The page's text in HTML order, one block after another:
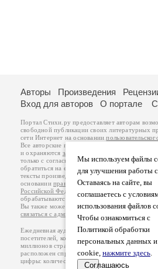
Мы используем файлы
для улучшения работы
Оставаясь на сайте, вы
соглашаетесь с
использования файлов
Чтобы ознакомиться с
Политикой обработки
персональных данных
cookie, нажмите здесь.
Соглашаюсь
Авторы Произведения
Вход для авторов
О портале
Портал Стихи.ру предоставляет авторам
свободной публикации своих литературных
сети Интернет на основании
Все авторские права на произведения
и охраняются законом
. Перепечатка
только с согласия его автора, к которому вы
обратиться на его авторской странице.
тексты произведений авторы несут
основанииправил публикациии
Российской Федерации
обрабатываются на основанииПолитики
Вы также можете посмотреть более
связаться с администрацией
Ежедневная аудитория портала Стихи.ру –
посетителей, которые в общей сумме
миллионов страниц по данным счетчика
расположен справа от этого текста. В каждой
цифры: количество просмотров и количество